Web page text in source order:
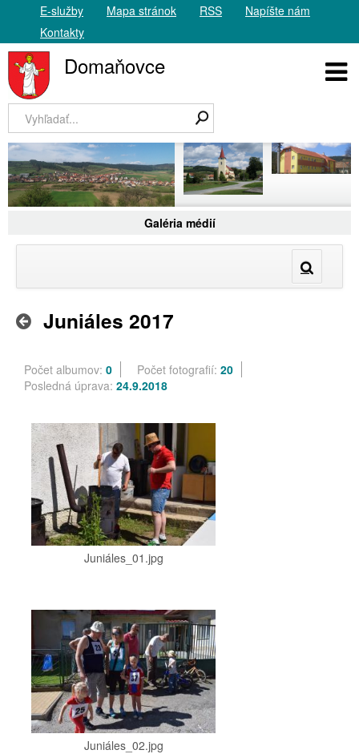
E-služby Mapa stránok RSS
Napíšte nám
Kontakty
Domaňovce
Galéria médií
Juniáles 2017
Počet albumov: 0 Počet fotografií: 20
Posledná úprava: 24.9.2018
Juniáles_01.jpg
Juniáles_02.jpg